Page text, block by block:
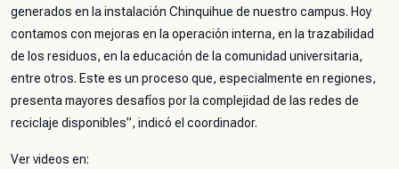
generados en la instalación Chinquihue de nuestro campus. Hoy
contamos con mejoras en la operación interna, en la trazabilidad
de los residuos, en la educación de la comunidad universitaria,
entre otros. Este es un proceso que, especialmente en regiones,
presenta mayores desafíos por la complejidad de las redes de
reciclaje disponibles”, indicó el coordinador.
Ver videos en: